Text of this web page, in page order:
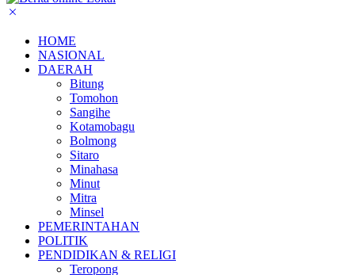
HOME
NASIONAL
DAERAH
Bitung
Tomohon
Sangihe
Kotamobagu
Bolmong
Sitaro
Minahasa
Minut
Mitra
Minsel
PEMERINTAHAN
POLITIK
PENDIDIKAN & RELIGI
Teropong